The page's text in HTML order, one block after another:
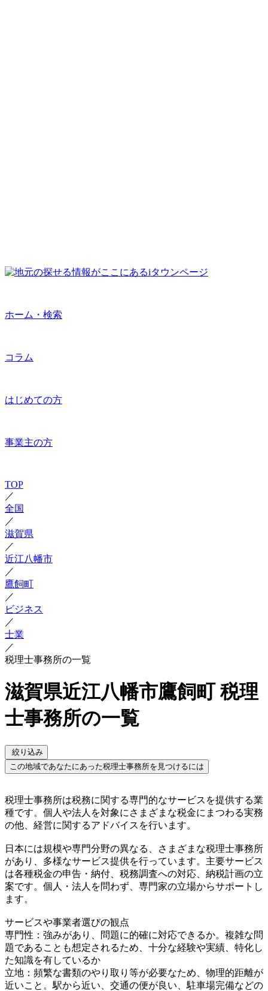
ホーム・検索
コラム
はじめての方
事業主の方
TOP
／
全国
／
滋賀県
／
近江八幡市
／
鷹飼町
／
ビジネス
／
士業
／
税理士事務所の一覧
滋賀県近江八幡市鷹飼町 税理
士事務所の一覧
絞り込み
この地域であなたにあった税理士事務所を見つけるには
税理士事務所は税務に関する専門的なサービスを提供する業
種です。個人や法人を対象にさまざまな税金にまつわる実務
の他、経営に関するアドバイスを行います。
日本には規模や専門分野の異なる、さまざまな税理士事務所
があり、多様なサービス提供を行っています。主要サービス
は各種税金の申告・納付、税務調査への対応、納税計画の立
案です。個人・法人を問わず、専門家の立場からサポートし
ます。
サービスや事業者選びの観点
専門性：強みがあり、問題に的確に対応できるか。複雑な問
題であることも想定されるため、十分な経験や実績、特化し
た知識を有しているか
立地：頻繁な書類のやり取り等が必要なため、物理的距離が
近いこと。駅から近い、交通の便が良い、駐車場完備などの